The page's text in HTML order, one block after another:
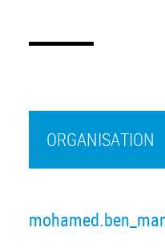
ORGANISATION